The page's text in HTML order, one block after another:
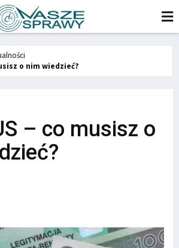
o nim wiedzieć?
– co musisz o